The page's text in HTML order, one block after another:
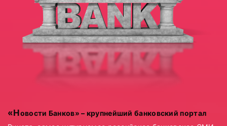
«Новости Банков» – крупнейший банковский портал